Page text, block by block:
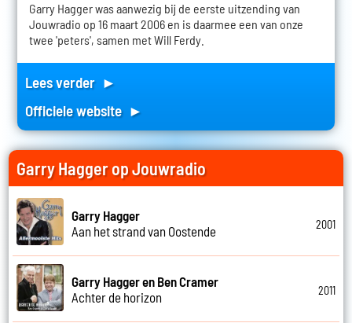
Garry Hagger was aanwezig bij de eerste uitzending van
Jouwradio op 16 maart 2006 en is daarmee een van onze
twee 'peters', samen met Will Ferdy.
Lees verder ►
Officiele website ►
Garry Hagger op Jouwradio
Garry Hagger
Aan het strand van Oostende
2001
Garry Hagger en Ben Cramer
Achter de horizon
2011